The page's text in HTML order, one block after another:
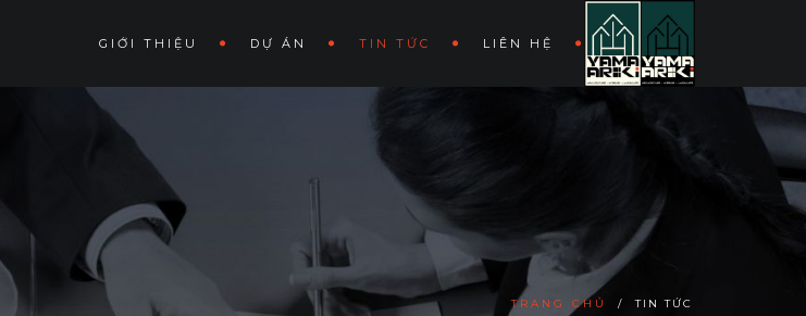
GIỚI THIỆU DỰ ÁN TIN TỨC LIÊN HỆ
TRANG CHỦ / TIN TỨC